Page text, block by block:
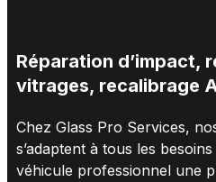
Réparation d’impact,
vitrages, recalibrage
Chez Glass Pro Services,
s’adaptent à tous les besoins
véhicule professionnel une